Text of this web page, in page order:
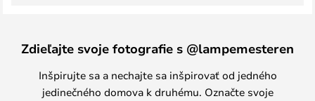
Zdieľajte svoje fotografie s @lampemesteren
Inšpirujte sa a nechajte sa inšpirovať od jedného
jedinečného domova k druhému. Označte svoje